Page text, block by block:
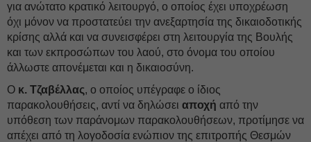
για ανώτατο κρατικό λειτουργό, ο οποίος έχει υποχρέωση
όχι μόνον να προστατεύει την ανεξαρτησία της δικαιοδοτικής
κρίσης αλλά και να συνεισφέρει στη λειτουργία της Βουλής
και των εκπροσώπων του λαού, στο όνομα του οποίου
άλλωστε απονέμεται και η δικαιοσύνη.
Ο κ. Τζαβέλλας, ο οποίος υπέγραφε ο ίδιος
παρακολουθήσεις, αντί να δηλώσει αποχή από την
υπόθεση των παράνομων παρακολουθήσεων, προτίμησε να
απέχει από τη λογοδοσία ενώπιον της επιτροπής Θεσμών